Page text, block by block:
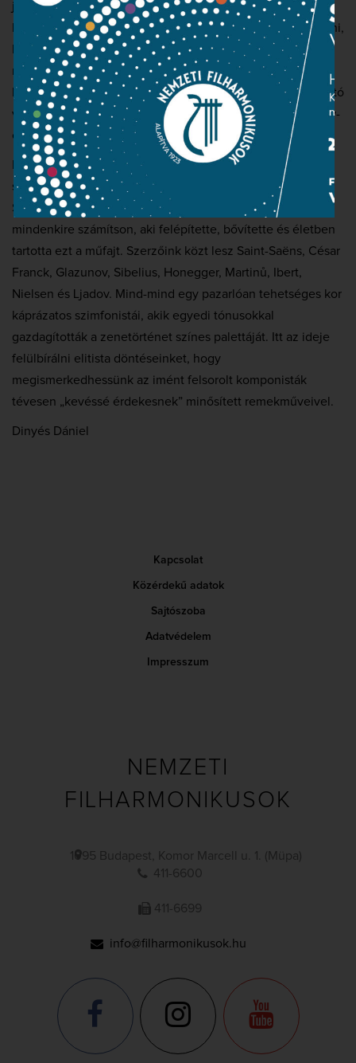
jelentőségű zenei műfajt fogunk körbejárni: a szimfonikus
költeményt. Ám nem a híres darabokat fogjuk megvizsgálni,
hanem olyan szerzők itthon nem játszott műveit, akiknek
minden egyes hangjuk meglepetést tartogat. Hol stílusuk,
hol mondanivalójuk által, hol zenei gondolataik előremutató
voltával vagy épp a magányos zeneszerzői keresgélés egy-
egy meghökkentő végeredménye miatt.
Minden hagyományosan „nagy” szerzőt kihagyunk a
szimfonikus költemények alkotóinak végtelen sorából.
Senki ne számítson Lisztre, Richard Straussra, ám
mindenkire számítson, aki felépítette, bővítette és életben
tartotta ezt a műfajt. Szerzőink közt lesz Saint-Saëns, César
Franck, Glazunov, Sibelius, Honegger, Martinů, Ibert,
Nielsen és Ljadov. Mind-mind egy pazarlóan tehetséges kor
káprázatos szimfonistái, akik egyedi tónusokkal
gazdagították a zenetörténet színes palettáját. Itt az ideje
felülbírálni elitista döntéseinket, hogy
megismerkedhessünk az imént felsorolt komponisták
tévesen „kevéssé érdekesnek” minősített remekműveivel.
Dinyés Dániel
Kapcsolat
Közérdekű adatok
Sajtószoba
Adatvédelem
Impresszum
NEMZETI
FILHARMONIKUSOK
1095 Budapest, Komor Marcell u. 1. (Müpa)
411-6600
411-6699
info@filharmonikusok.hu